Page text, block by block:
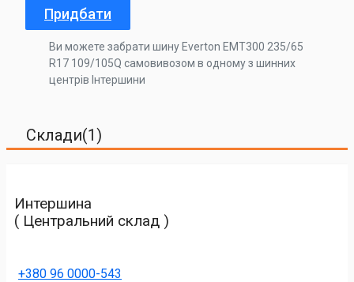
Придбати
Ви можете забрати шину Everton EMT300 235/65
R17 109/105Q самовивозом в одному з шинних
центрів Інтершини
Склади(1)
Интершина
( Центральний склад )
+380 96 0000-543